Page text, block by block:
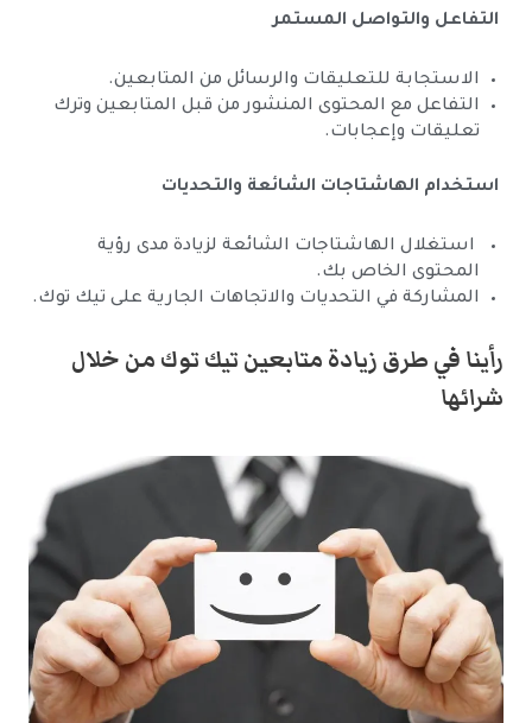
التفاعل والتواصل المستمر
الاستجابة للتعليقات والرسائل من المتابعين.
التفاعل مع المحتوى المنشور من قبل المتابعين وترك
تعليقات وإعجابات.
استخدام الهاشتاجات الشائعة والتحديات
استغلال الهاشتاجات الشائعة لزيادة مدى رؤية
المحتوى الخاص بك.
المشاركة في التحديات والاتجاهات الجارية على تيك توك.
رأينا في طرق زيادة متابعين تيك توك من خلال
شرائها